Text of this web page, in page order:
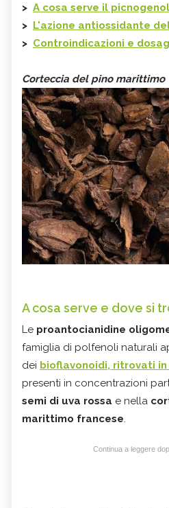
> A cosa serve il
> L'azione antiossidante
> Controindicazioni e
Corteccia del pino marittimo
A cosa serve e dove si
Le proantocianidine
famiglia di polfenoli naturali
dei bioflavonoidi, ritrovati
presenti in concentrazioni
semi di uva rossa e nella
marittimo francese.
Continua a leggere